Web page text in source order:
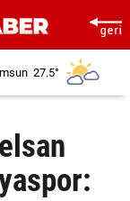
27.5°